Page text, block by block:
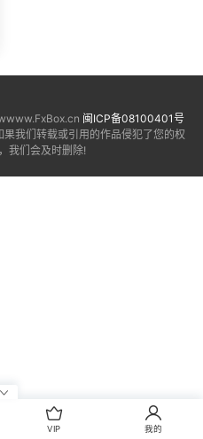
闽ICP备08100401号
我们转载或引用的作品侵犯了您的权
我们会及时删除!
VIP 我的